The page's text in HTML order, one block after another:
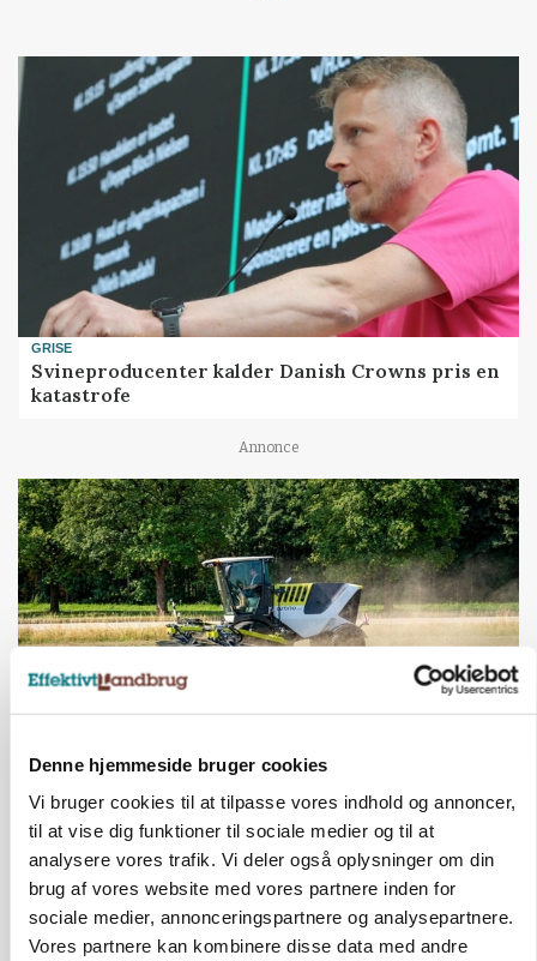
Denne hjemmeside bruger cookies
Vi bruger cookies til at tilpasse vores indhold og annoncer,
til at vise dig funktioner til sociale medier og til at
analysere vores trafik. Vi deler også oplysninger om din
brug af vores website med vores partnere inden for
sociale medier, annonceringspartnere og analysepartnere.
Vores partnere kan kombinere disse data med andre
GRISE
Svineproducenter kalder Danish Crowns pris en
katastrofe
Annonce
MASKINER
Forserie til selvkørende skårlægger afprøves i år
ARRANGEMENT
Markvandring sætter fokus på elefantgræs